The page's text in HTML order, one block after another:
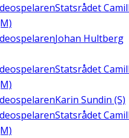
Statsrådet
Johan Hultberg
Statsrådet
Karin Sundin (S)
Statsrådet